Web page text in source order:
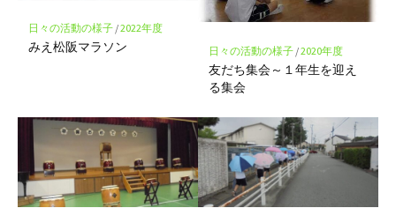
日々の活動の様子/2022年度
みえ松阪マラソン 日々の活動の様子/2020年度
友だち集会～１年生を迎え
る集会